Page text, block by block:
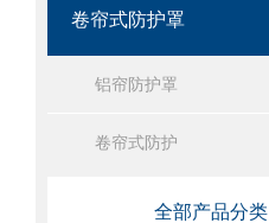
卷帘式防护罩
铝帘防护罩
卷帘式防护
全部产品分类